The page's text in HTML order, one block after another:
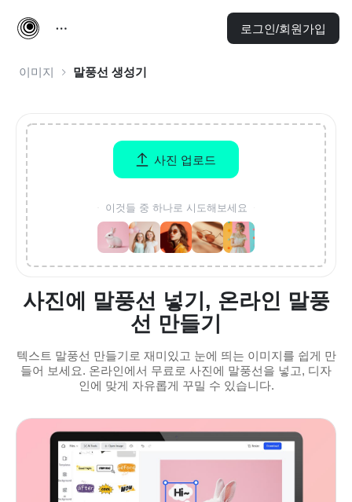
로그인/회원가입
이미지 말풍선 생성기
사진에 말풍선 넣기, 온라인 말풍
선 만들기
텍스트 말풍선 만들기로 재미있고 눈에 띄는 이미지를 쉽게 만
들어 보세요. 온라인에서 무료로 사진에 말풍선을 넣고, 디자
인에 맞게 자유롭게 꾸밀 수 있습니다.
사진 업로드
이것들 중 하나로 시도해보세요